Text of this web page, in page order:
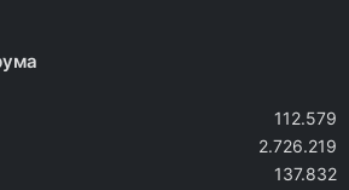
112.579
2.726.219
137.832